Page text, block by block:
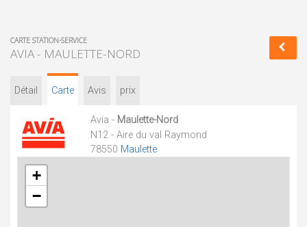
CARTE STATION-SERVICE
AVIA - MAULETTE-NORD
Détail Carte Avis prix
Avia - Maulette-Nord
N12 - Aire du val Raymond
78550 Maulette
+
−